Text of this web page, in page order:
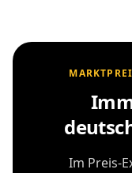
Im Preis-